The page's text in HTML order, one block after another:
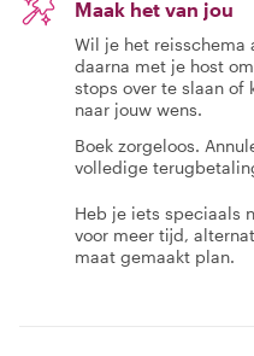
Maak het van jou
Wil je het reisschema
daarna met je host
stops over te slaan of
naar jouw wens.
Boek zorgeloos.
volledige
Heb je iets speciaals
voor meer tijd,
maat gemaakt plan.